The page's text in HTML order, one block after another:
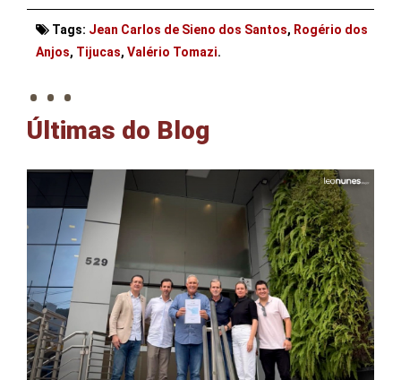
Tags: Jean Carlos de Sieno dos Santos, Rogério dos
Anjos, Tijucas, Valério Tomazi.
. . .
Últimas do Blog